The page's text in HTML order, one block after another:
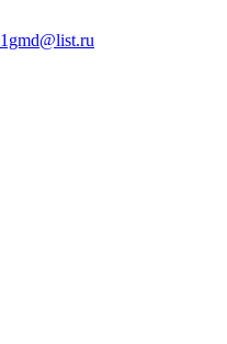
1gmd@list.ru